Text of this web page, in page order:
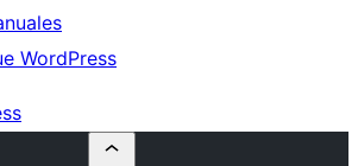
WordPress